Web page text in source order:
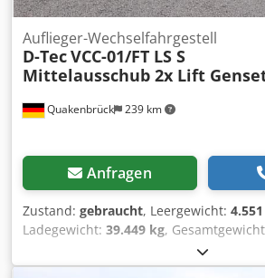
Quakenbrück 239 km
Auflieger-Wechselfahrgestell
D-TecVCC-01/FT LS S
Mittelausschub 2x Lift
Anfragen
Zustand: gebraucht, Leergewicht:
Ladegewicht: 39.449 kg,
3 Achsen
Gesamtlänge:24.700 mm,